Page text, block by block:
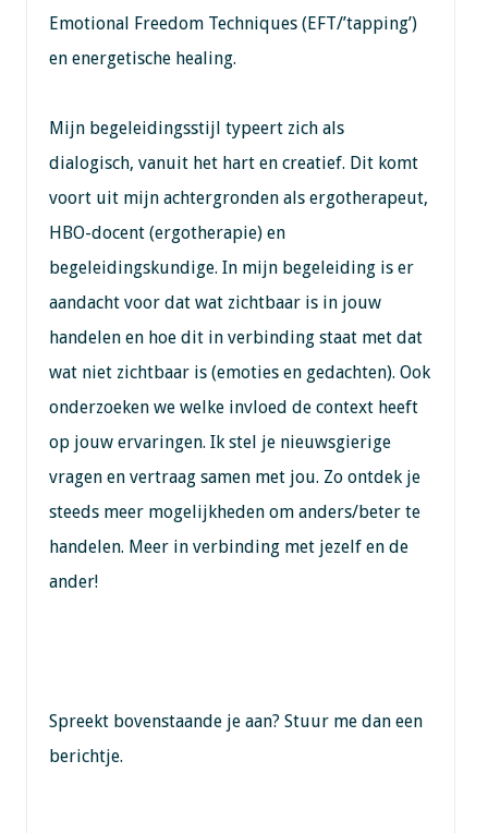
Emotional Freedom Techniques (EFT/’tapping’)
en energetische healing.
Mijn begeleidingsstijl typeert zich als
dialogisch, vanuit het hart en creatief. Dit komt
voort uit mijn achtergronden als ergotherapeut,
HBO-docent (ergotherapie) en
begeleidingskundige. In mijn begeleiding is er
aandacht voor dat wat zichtbaar is in jouw
handelen en hoe dit in verbinding staat met dat
wat niet zichtbaar is (emoties en gedachten). Ook
onderzoeken we welke invloed de context heeft
op jouw ervaringen. Ik stel je nieuwsgierige
vragen en vertraag samen met jou. Zo ontdek je
steeds meer mogelijkheden om anders/beter te
handelen. Meer in verbinding met jezelf en de
ander!
Spreekt bovenstaande je aan? Stuur me dan een
berichtje.